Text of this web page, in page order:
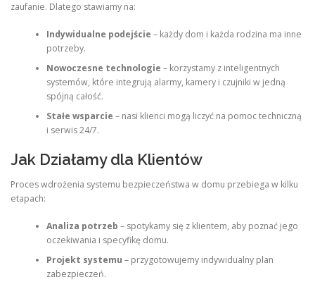
zaufanie. Dlatego stawiamy na:
Indywidualne podejście – każdy dom i każda rodzina ma inne
potrzeby.
Nowoczesne technologie – korzystamy z inteligentnych
systemów, które integrują alarmy, kamery i czujniki w jedną
spójną całość.
Stałe wsparcie – nasi klienci mogą liczyć na pomoc techniczną
i serwis 24/7.
Jak Działamy dla Klientów
Proces wdrożenia systemu bezpieczeństwa w domu przebiega w kilku
etapach:
Analiza potrzeb – spotykamy się z klientem, aby poznać jego
oczekiwania i specyfikę domu.
Projekt systemu – przygotowujemy indywidualny plan
zabezpieczeń.